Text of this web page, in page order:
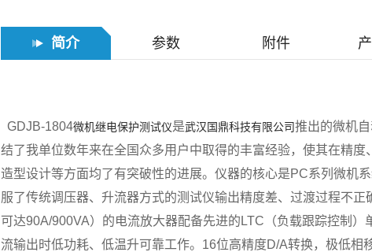
简介 参数 附件
GDJB-1804微机继电保护测试仪是武汉国鼎科技有限公司推出的微机
结了我单位数年来在全国众多用户中取得的丰富经验，使其在精
造型设计等方面均了有突破性的进展。仪器的核心是PC系列微机
服了传统调压器、升流器方式的测试仪输出精度差、过渡过程不
可达90A/900VA）的电流放大器配备先进的LTC（负载跟踪控制
流输出时低功耗、低温升可靠工作。16位高精度D/A转换，极低相